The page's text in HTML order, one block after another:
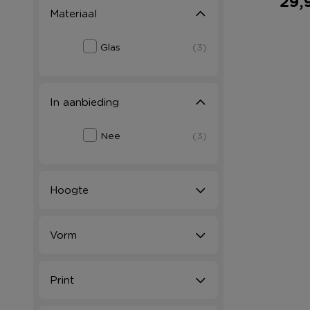
Materiaal
Glas (3)
In aanbieding
Nee (3)
Hoogte
Vorm
Print